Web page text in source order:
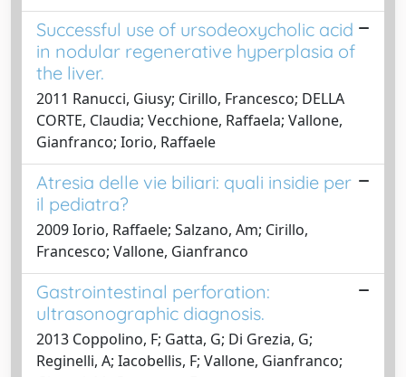
Successful use of ursodeoxycholic acid
in nodular regenerative hyperplasia of
the liver.
2011 Ranucci, Giusy; Cirillo, Francesco; DELLA
CORTE, Claudia; Vecchione, Raffaela; Vallone,
Gianfranco; Iorio, Raffaele
Atresia delle vie biliari: quali insidie per
il pediatra?
2009 Iorio, Raffaele; Salzano, Am; Cirillo,
Francesco; Vallone, Gianfranco
Gastrointestinal perforation:
ultrasonographic diagnosis.
2013 Coppolino, F; Gatta, G; Di Grezia, G;
Reginelli, A; Iacobellis, F; Vallone, Gianfranco;